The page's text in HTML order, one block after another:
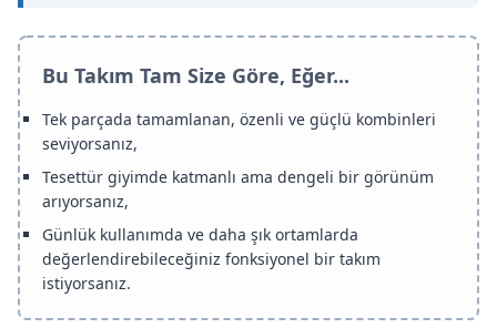
Bu Takım Tam Size Göre, Eğer...
Tek parçada tamamlanan, özenli ve güçlü kombinleri
seviyorsanız,
Tesettür giyimde katmanlı ama dengeli bir görünüm
arıyorsanız,
Günlük kullanımda ve daha şık ortamlarda
değerlendirebileceğiniz fonksiyonel bir takım
istiyorsanız.